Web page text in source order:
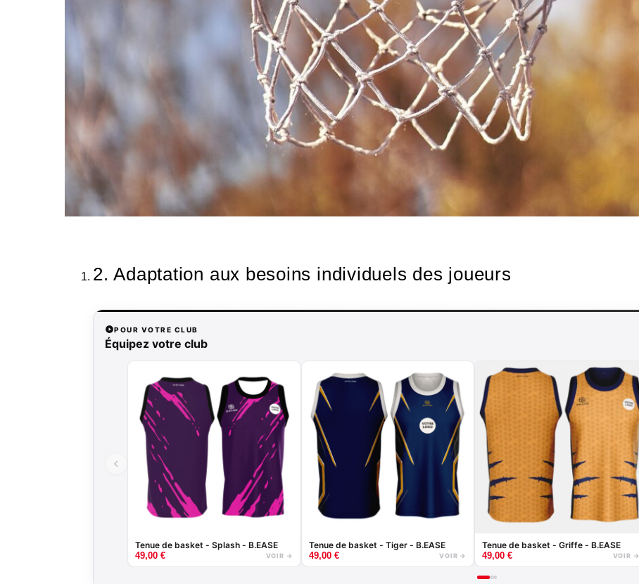
2. Adaptation aux besoins individuels des joueurs
POUR VOTRE CLUB
Équipez votre club
Tenue de basket - Splash - B.EASE
49,00 € VOIR →
Tenue de basket - Tiger - B.EASE
49,00 € VOIR →
Tenue de basket - Griffe - B.EASE
49,00 € VOIR →